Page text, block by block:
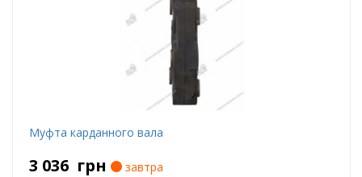
Муфта карданного вала
3 036 грн
завтра